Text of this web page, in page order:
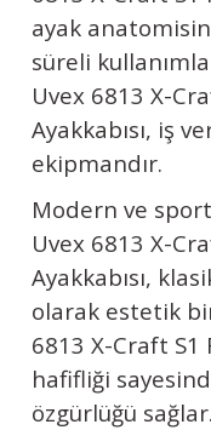
ayak
süreli
Uvex 6813 X-
Ayakkabısı, iş
ekipmandır.
Modern ve
Uvex 6813 X-
Ayakkabısı,
olarak estetik
6813 X-Craft S1
hafifliği
özgürlüğü sağlar.